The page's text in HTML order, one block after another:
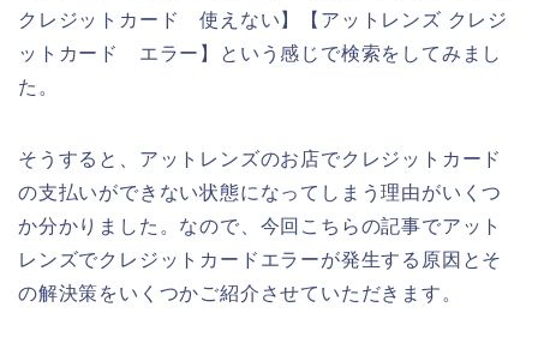
クレジットカード 使えない】【アットレンズ クレジ
ットカード エラー】という感じで検索をしてみまし
た。
そうすると、アットレンズのお店でクレジットカード
の支払いができない状態になってしまう理由がいくつ
か分かりました。なので、今回こちらの記事でアット
レンズでクレジットカードエラーが発生する原因とそ
の解決策をいくつかご紹介させていただきます。